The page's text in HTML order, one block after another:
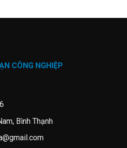
CÔNG NGHIỆP
Bình Thạnh